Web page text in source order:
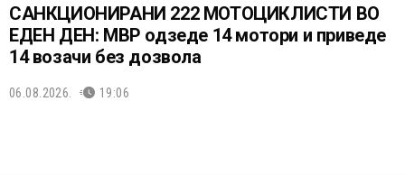
САНКЦИОНИРАНИ 222 МОТОЦИКЛИСТИ ВО
ЕДЕН ДЕН: МВР одзеде 14 мотори и приведе
14 возачи без дозвола
06.08.2026. 19:06